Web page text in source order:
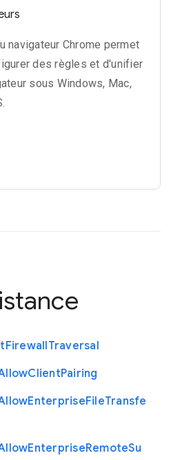
navigateur Chrome permet
des règles et d'unifier
sous Windows, Mac,
FirewallTraversal
ClientPairing
EnterpriseFileTransfe
EnterpriseRemoteSu